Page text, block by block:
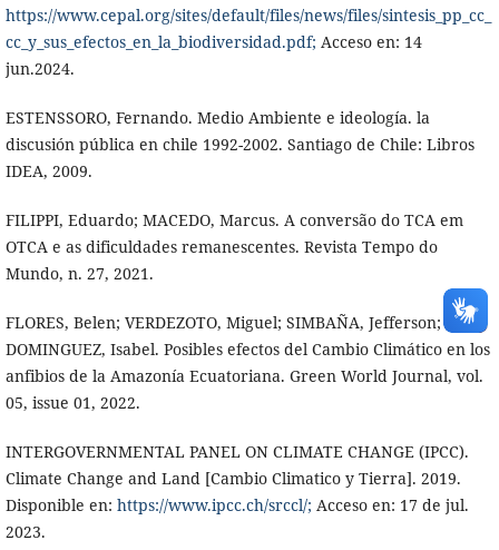
https://www.cepal.org/sites/default/files/news/files/sintesis_pp_cc_
cc_y_sus_efectos_en_la_biodiversidad.pdf; Acceso en: 14
jun.2024.
ESTENSSORO, Fernando. Medio Ambiente e ideología. la
discusión pública en chile 1992-2002. Santiago de Chile: Libros
IDEA, 2009.
FILIPPI, Eduardo; MACEDO, Marcus. A conversão do TCA em
OTCA e as dificuldades remanescentes. Revista Tempo do
Mundo, n. 27, 2021.
FLORES, Belen; VERDEZOTO, Miguel; SIMBAÑA, Jefferson;
DOMINGUEZ, Isabel. Posibles efectos del Cambio Climático en los
anfibios de la Amazonía Ecuatoriana. Green World Journal, vol.
05, issue 01, 2022.
INTERGOVERNMENTAL PANEL ON CLIMATE CHANGE (IPCC).
Climate Change and Land [Cambio Climatico y Tierra]. 2019.
Disponible en: https://www.ipcc.ch/srccl/; Acceso en: 17 de jul.
2023.